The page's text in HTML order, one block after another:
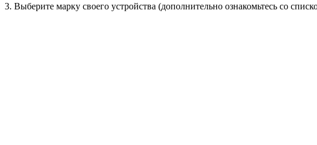
3. Выберите марку своего устройства (дополнительно ознакомьтесь со